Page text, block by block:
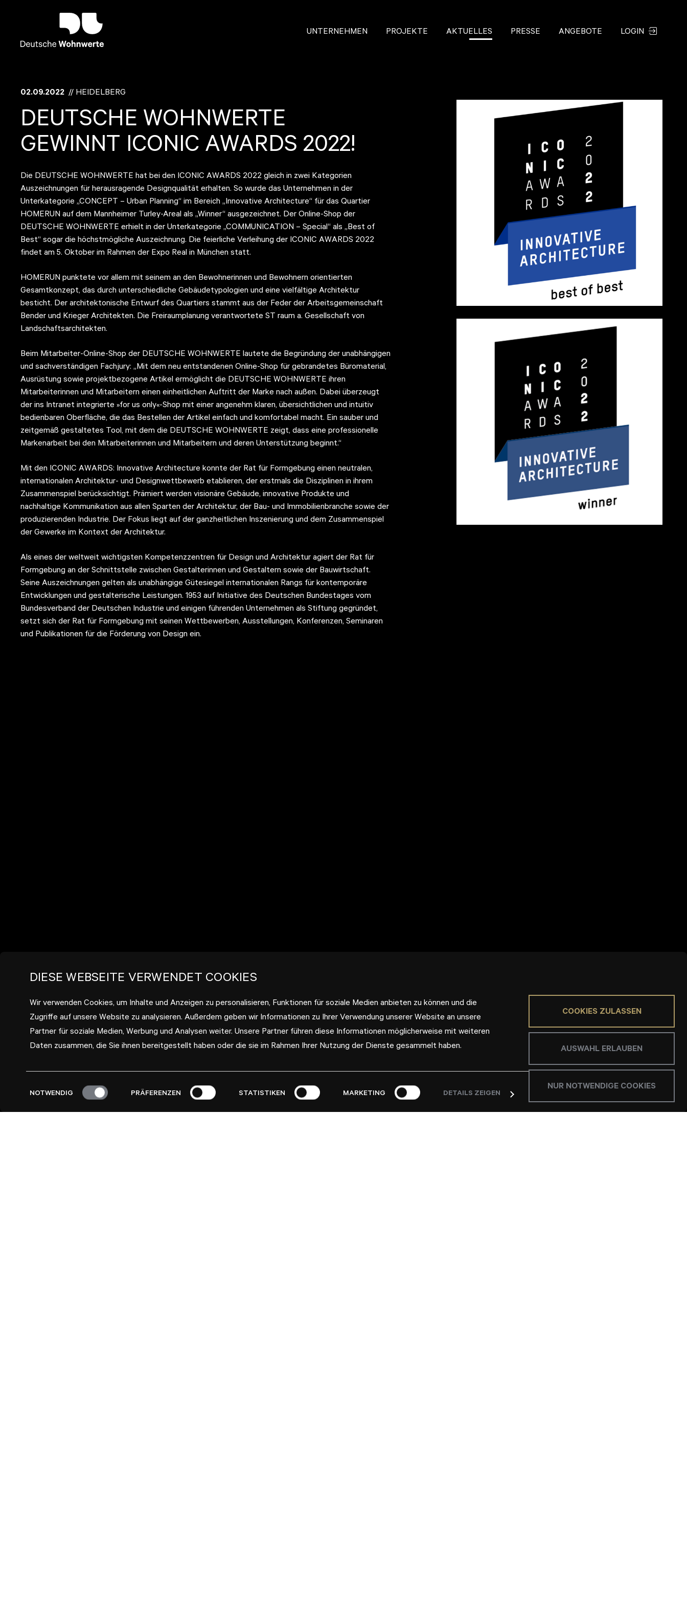
DIESE WEBSEITE VERWENDET COOKIES
Wir verwenden Cookies, um Inhalte und Anzeigen zu personalisieren, Funktionen für soziale Medien anbieten zu können und die
Zugriffe auf unsere Website zu analysieren. Außerdem geben wir Informationen zu Ihrer Verwendung unserer Website an unsere
Partner für soziale Medien, Werbung und Analysen weiter. Unsere Partner führen diese Informationen möglicherweise mit weiteren
Daten zusammen, die Sie ihnen bereitgestellt haben oder die sie im Rahmen Ihrer Nutzung der Dienste gesammelt haben.
Einwilligungsauswahl
NOTWENDIG PRÄFERENZEN STATISTIKEN MARKETING DETAILS ZEIGEN
COOKIES ZULASSEN
AUSWAHL ERLAUBEN
NUR NOTWENDIGE COOKIES
UNTERNEHMEN PROJEKTE AKTUELLES PRESSE ANGEBOTE LOGIN
02.09.2022 // HEIDELBERG
DEUTSCHE WOHNWERTE
GEWINNT ICONIC AWARDS 2022!
Die DEUTSCHE WOHNWERTE hat bei den ICONIC AWARDS 2022 gleich in zwei Kategorien
Auszeichnungen für herausragende Designqualität erhalten. So wurde das Unternehmen in der
Unterkategorie „CONCEPT – Urban Planning“ im Bereich „Innovative Architecture“ für das Quartier
HOMERUN auf dem Mannheimer Turley-Areal als „Winner“ ausgezeichnet. Der Online-Shop der
DEUTSCHE WOHNWERTE erhielt in der Unterkategorie „COMMUNICATION – Special“ als „Best of
Best“ sogar die höchstmögliche Auszeichnung. Die feierliche Verleihung der ICONIC AWARDS 2022
findet am 5. Oktober im Rahmen der Expo Real in München statt.
HOMERUN punktete vor allem mit seinem an den Bewohnerinnen und Bewohnern orientierten
Gesamtkonzept, das durch unterschiedliche Gebäudetypologien und eine vielfältige Architektur
besticht. Der architektonische Entwurf des Quartiers stammt aus der Feder der Arbeitsgemeinschaft
Bender und Krieger Architekten. Die Freiraumplanung verantwortete ST raum a. Gesellschaft von
Landschaftsarchitekten.
Beim Mitarbeiter-Online-Shop der DEUTSCHE WOHNWERTE lautete die Begründung der unabhängigen
und sachverständigen Fachjury: „Mit dem neu entstandenen Online-Shop für gebrandetes Büromaterial,
Ausrüstung sowie projektbezogene Artikel ermöglicht die DEUTSCHE WOHNWERTE ihren
Mitarbeiterinnen und Mitarbeitern einen einheitlichen Auftritt der Marke nach außen. Dabei überzeugt
der ins Intranet integrierte »for us only«-Shop mit einer angenehm klaren, übersichtlichen und intuitiv
bedienbaren Oberfläche, die das Bestellen der Artikel einfach und komfortabel macht. Ein sauber und
zeitgemäß gestaltetes Tool, mit dem die DEUTSCHE WOHNWERTE zeigt, dass eine professionelle
Markenarbeit bei den Mitarbeiterinnen und Mitarbeitern und deren Unterstützung beginnt.“
Mit den ICONIC AWARDS: Innovative Architecture konnte der Rat für Formgebung einen neutralen,
internationalen Architektur- und Designwettbewerb etablieren, der erstmals die Disziplinen in ihrem
Zusammenspiel berücksichtigt. Prämiert werden visionäre Gebäude, innovative Produkte und
nachhaltige Kommunikation aus allen Sparten der Architektur, der Bau- und Immobilienbranche sowie der
produzierenden Industrie. Der Fokus liegt auf der ganzheitlichen Inszenierung und dem Zusammenspiel
der Gewerke im Kontext der Architektur.
Als eines der weltweit wichtigsten Kompetenzzentren für Design und Architektur agiert der Rat für
Formgebung an der Schnittstelle zwischen Gestalterinnen und Gestaltern sowie der Bauwirtschaft.
Seine Auszeichnungen gelten als unabhängige Gütesiegel internationalen Rangs für kontemporäre
Entwicklungen und gestalterische Leistungen. 1953 auf Initiative des Deutschen Bundestages vom
Bundesverband der Deutschen Industrie und einigen führenden Unternehmen als Stiftung gegründet,
setzt sich der Rat für Formgebung mit seinen Wettbewerben, Ausstellungen, Konferenzen, Seminaren
und Publikationen für die Förderung von Design ein.